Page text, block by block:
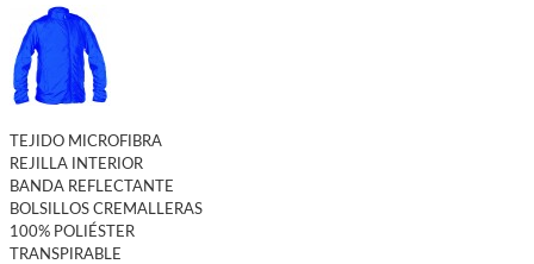
TEJIDO MICROFIBRA
REJILLA INTERIOR
BANDA REFLECTANTE
BOLSILLOS CREMALLERAS
100% POLIÉSTER
TRANSPIRABLE